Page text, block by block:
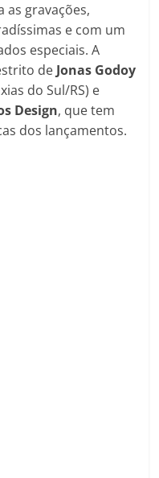
as gravações,
e com um
especiais. A
de Jonas Godoy
do Sul/RS) e
Design, que tem
dos lançamentos.